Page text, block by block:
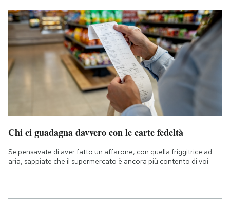
Chi ci guadagna davvero con le carte fedeltà
Se pensavate di aver fatto un affarone, con quella friggitrice ad
aria, sappiate che il supermercato è ancora più contento di voi